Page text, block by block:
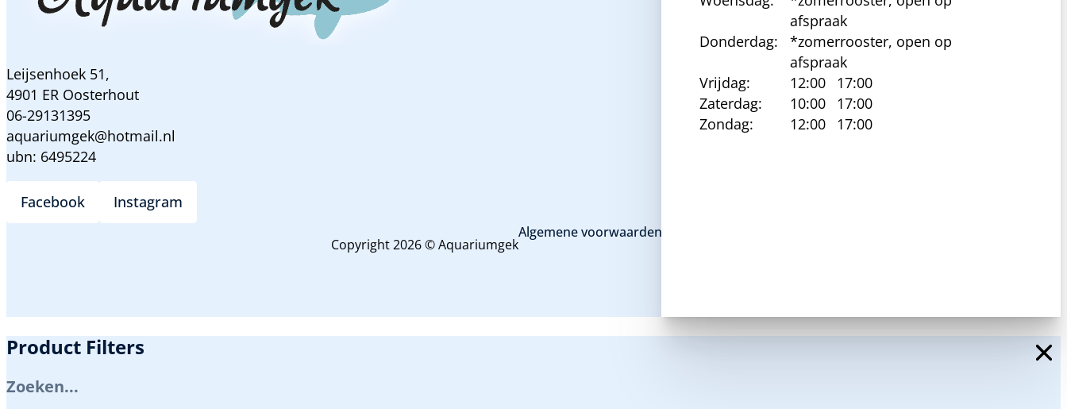
Leijsenhoek 51,
4901 ER Oosterhout
06-29131395
aquariumgek@hotmail.nl
ubn: 6495224
Facebook Instagram
Copyright 2026 © Aquariumgek
Algemene voorwaarden en privacy beleid
afspraak
Donderdag:
*zomerrooster, open op
afspraak
Vrijdag:
12:00
17:00
Zaterdag:
10:00
17:00
Zondag:
12:00 17:00
Product Filters
Zoeken...